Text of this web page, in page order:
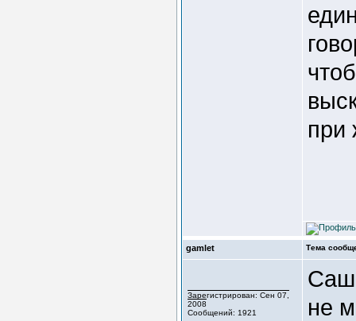
при
gamlet Тема
Зарегистрирован: Сен 07,
2008
Сообщений: 1921
не